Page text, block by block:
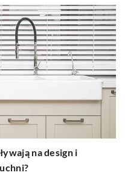
na design i